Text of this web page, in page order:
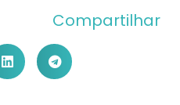
Compartilhar